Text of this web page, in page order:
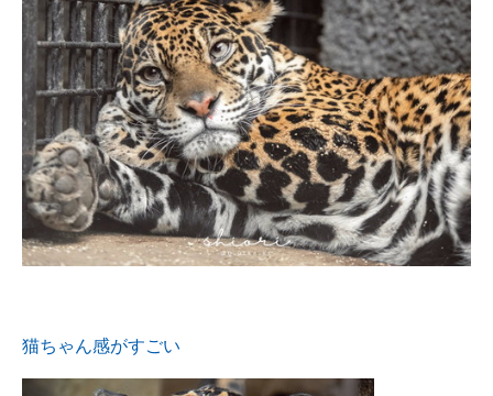
猫ちゃん感がすごい